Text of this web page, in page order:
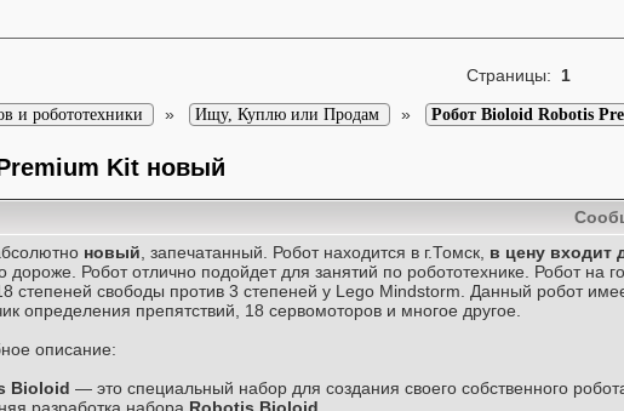
Страницы: 1
и робототехники » Ищу, Куплю или Продам » Робот Bioloid Robotis
Kit новый
новый , запечатанный. Робот находится в г.Томск, в цену входит
дороже. Робот отлично подойдет для занятий по робототехнике. Робот
степеней свободы против 3 степеней у Lego Mindstorm. Данный робот
определения препятствий, 18 сервомоторов и многое другое.
описание:
Bioloid — это специальный набор для создания своего собственного
разработка набора Robotis Bioloid